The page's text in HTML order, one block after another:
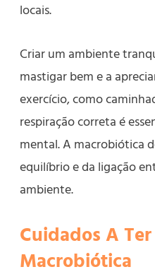
locais.
Criar um ambiente
mastigar bem e a
exercício, como
respiração correta é
mental. A macrobiótica
equilíbrio e da ligação
ambiente.
Cuidados A
Macrobiótica